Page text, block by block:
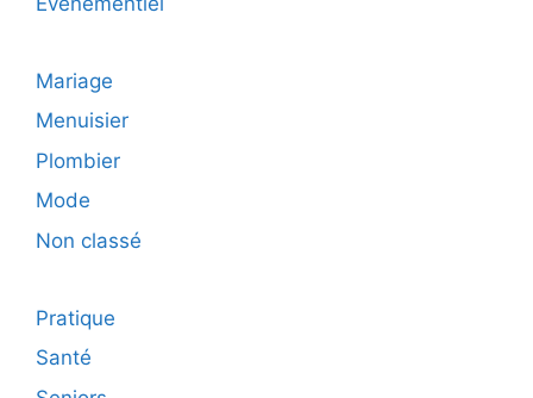
Mariage
Menuisier
Plombier
Mode
Non classé
Pratique
Santé